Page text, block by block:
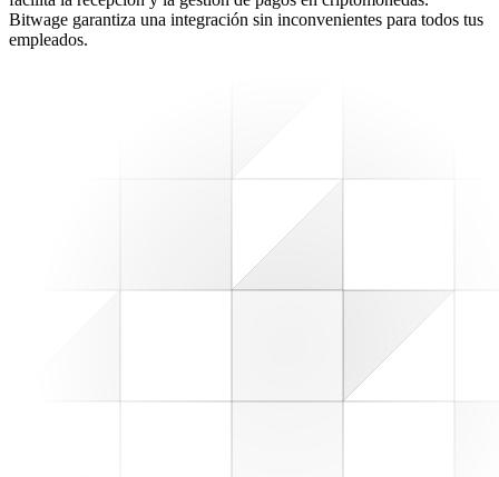
Bitwage garantiza una integración sin inconvenientes para todos tus
empleados.